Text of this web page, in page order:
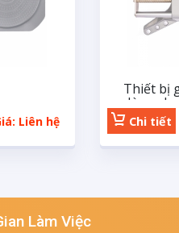
Liên hệ
Thiết bị
dùng
Chi tiết
Làm Việc